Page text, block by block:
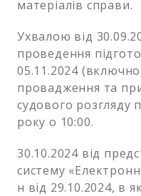
матеріалів справи.
Ухвалою від
проведення
05.11.2024
провадження та
судового розгляду
року о 10:00.
30.10.2024 від
систему
н від 29.10.2024, в